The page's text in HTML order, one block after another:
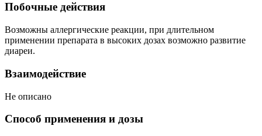
Побочные действия
Возможны аллергические реакции, при длительном
применении препарата в высоких дозах возможно развитие
диареи.
Взаимодействие
Не описано
Способ применения и дозы